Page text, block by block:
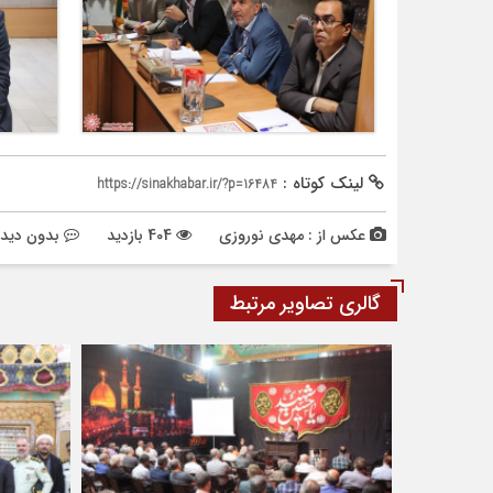
لینک کوتاه : https://sinakhabar.ir/?p=16484
عکس از : مهدی نوروزی بدون
گالری تصاویر مرتبط